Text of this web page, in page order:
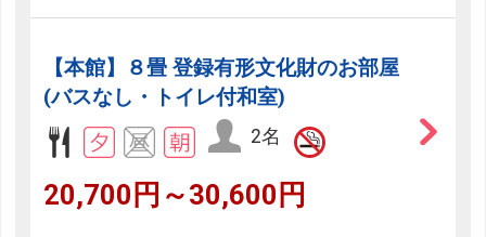
【本館】８畳 登録有形文化財のお部屋
(バスなし・トイレ付和室)
2名
20,700円～30,600円